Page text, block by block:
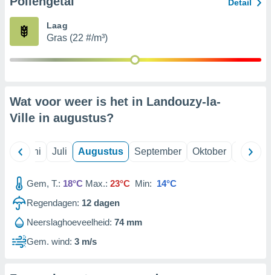
partners
Detail
Laag
Gras (22 #/m³)
Wat voor weer is het in Landouzy-la-
Ville in augustus?
Juni Juli Augustus September Oktober
Gem, T.: 18°C Max.: 23°C Min: 14°C
Regendagen: 12 dagen
Neerslaghoeveelheid: 74 mm
Gem. wind: 3 m/s